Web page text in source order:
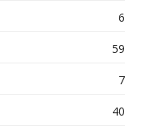
6
59
7
40